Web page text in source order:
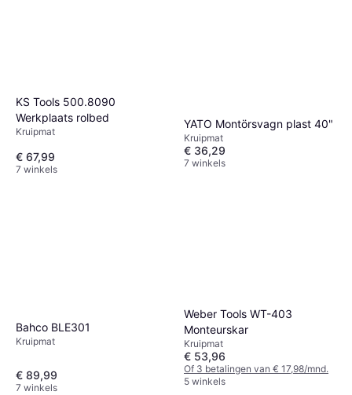
KS Tools 500.8090
Werkplaats rolbed
Kruipmat
€ 67,99
7 winkels
YATO Montörsvagn plast 40"
Kruipmat
€ 36,29
7 winkels
Bahco BLE301
Kruipmat
€ 89,99
7 winkels
Weber Tools WT-403
Monteurskar
Kruipmat
€ 53,96
Of 3 betalingen van € 17,98/mnd.
5 winkels